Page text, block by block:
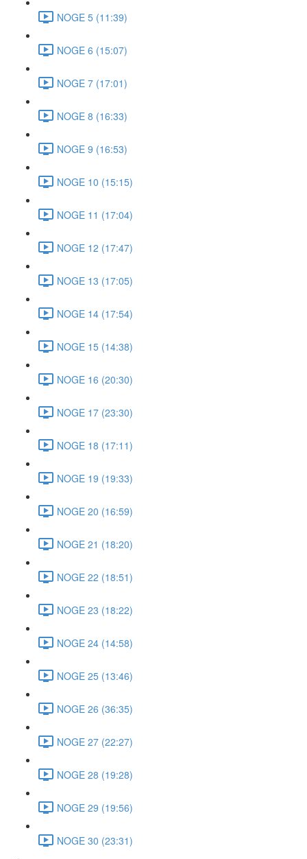
NOGE 5 (11:39)
NOGE 6 (15:07)
NOGE 7 (17:01)
NOGE 8 (16:33)
NOGE 9 (16:53)
NOGE 10 (15:15)
NOGE 11 (17:04)
NOGE 12 (17:47)
NOGE 13 (17:05)
NOGE 14 (17:54)
NOGE 15 (14:38)
NOGE 16 (20:30)
NOGE 17 (23:30)
NOGE 18 (17:11)
NOGE 19 (19:33)
NOGE 20 (16:59)
NOGE 21 (18:20)
NOGE 22 (18:51)
NOGE 23 (18:22)
NOGE 24 (14:58)
NOGE 25 (13:46)
NOGE 26 (36:35)
NOGE 27 (22:27)
NOGE 28 (19:28)
NOGE 29 (19:56)
NOGE 30 (23:31)